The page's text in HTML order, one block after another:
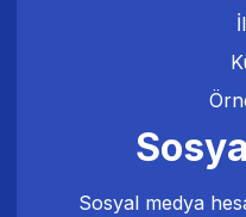
Sosyal medya